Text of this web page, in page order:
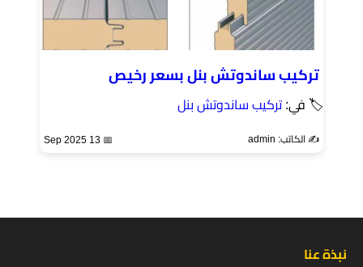
تركيب ساندوتش بنل بسعر رخيص
🏷 في:تركيب ساندوتش بنل
✍️ الكاتب: admin 📅 13 Sep 2025
نبذة عنا